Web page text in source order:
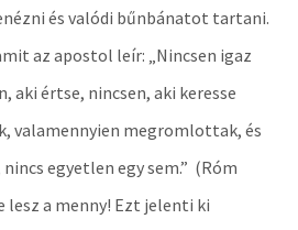
és valódi bűnbánatot tartani.
az apostol leír: „Nincsen igaz
aki értse, nincsen, aki keresse
valamennyien megromlottak, és
egyetlen egy sem.” (Róm
lesz a menny! Ezt jelenti ki